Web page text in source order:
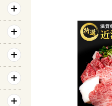
ャラクター
加工 デザイ